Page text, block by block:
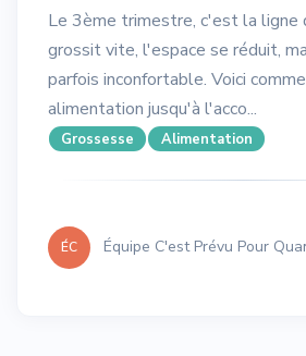
Le 3ème trimestre, c'est la ligne
grossit vite, l'espace se réduit,
parfois inconfortable. Voici
alimentation jusqu'à l'acco...
Grossesse Alimentation
ÉC Équipe C'est Prévu Pour